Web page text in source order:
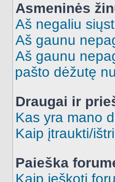
Asmeninės
Aš negaliu
Aš gaunu
Aš gaunu
pašto dėžutę
Draugai ir
Kas yra mano
Kaip įtraukti/
Paieška
Kaip ieškoti